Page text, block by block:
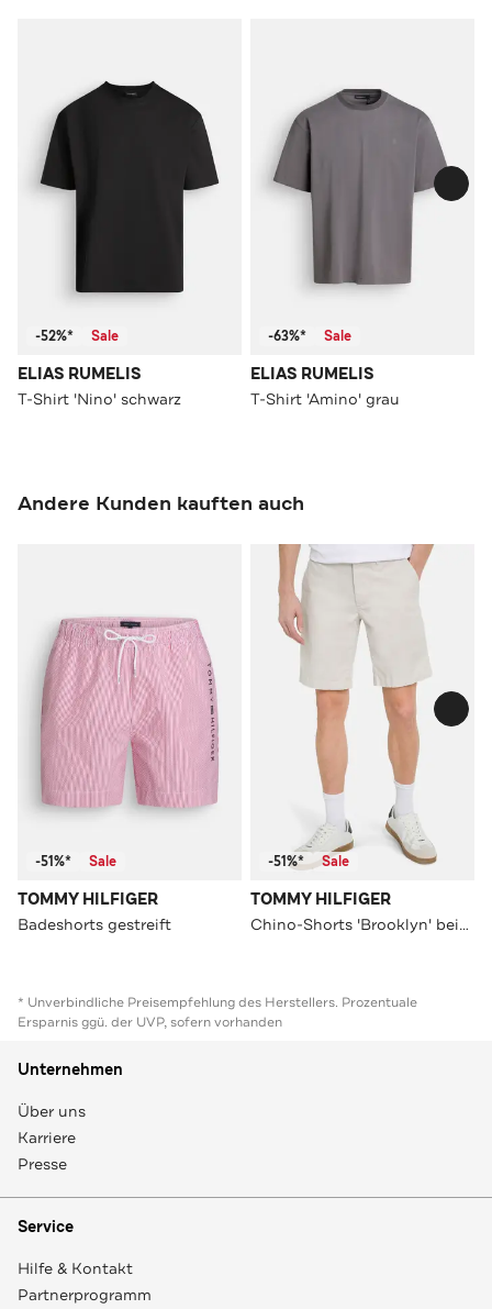
-52%* Sale
ELIAS RUMELIS
T-Shirt 'Nino' schwarz
-63%* Sale
ELIAS RUMELIS
T-Shirt 'Amino' grau
Andere Kunden kauften auch
-51%* Sale
TOMMY HILFIGER
Badeshorts gestreift
-51%* Sale
TOMMY HILFIGER
Chino-Shorts 'Brooklyn' beige
* Unverbindliche Preisempfehlung des Herstellers. Prozentuale
Ersparnis ggü. der UVP, sofern vorhanden
Unternehmen
Über uns
Karriere
Presse
Service
Hilfe & Kontakt
Partnerprogramm